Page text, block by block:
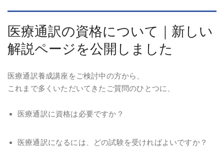
医療通訳の資格について｜新しい
解説ページを公開しました
医療通訳養成講座をご検討中の方から、
これまで多くいただいてきたご質問のひとつに、
医療通訳に資格は必要ですか？
医療通訳になるには、どの試験を受ければよいですか？